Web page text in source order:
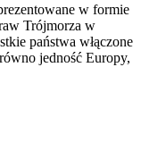
w formie
Trójmorza w
państwa włączone
jedność Europy,